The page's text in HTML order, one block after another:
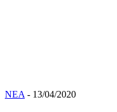
ΝΕΑ - 13/04/2020